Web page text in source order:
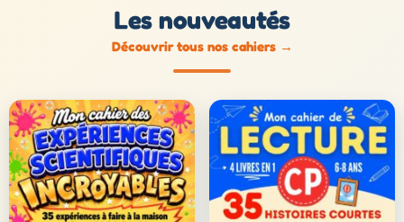
Les nouveautés
Découvrir tous nos cahiers →